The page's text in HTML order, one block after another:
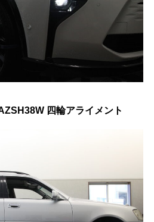
四輪アライメント